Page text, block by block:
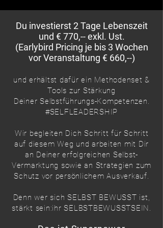
Du investierst 2 Tage Lebenszeit
und € 770,-- exkl. Ust.
(Earlybird Pricing je bis 3 Wochen
vor Veranstaltung € 660,--)
und erhältst dafür ein Methodenset &
Tools zur Stärkung
Deiner Selbstführungs-Kompetenzen.
#SELFLEADERSHIP
Wir begleiten Dich Schritt für Schritt
auf diesem Weg und arbeiten mit Dir
an Deiner erfolgreichen Selbst-
Vermarktung sowie an Strategien zum
Schutz vor persönlichem Ausverkauf.
Denn wer sich SELBST BEWUSST ist,
stärkt sein:ihr SELBSTBEWUSSTSEIN.